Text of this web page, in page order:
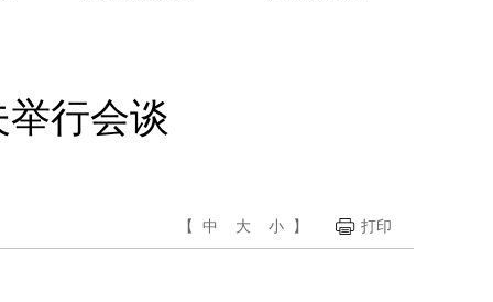
行会谈
【 中 大 小 】 打印